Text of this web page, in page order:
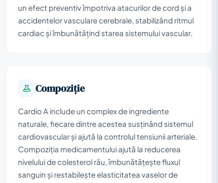
un efect preventiv împotriva atacurilor de cord și a
accidentelor vasculare cerebrale, stabilizând ritmul
cardiac și îmbunătățind starea sistemului vascular.
Compoziţie
Cardio A include un complex de ingrediente
naturale, fiecare dintre acestea susținând sistemul
cardiovascular și ajută la controlul tensiunii arteriale.
Compoziția medicamentului ajută la reducerea
nivelului de colesterol rău, îmbunătățește fluxul
sanguin și restabilește elasticitatea vaselor de